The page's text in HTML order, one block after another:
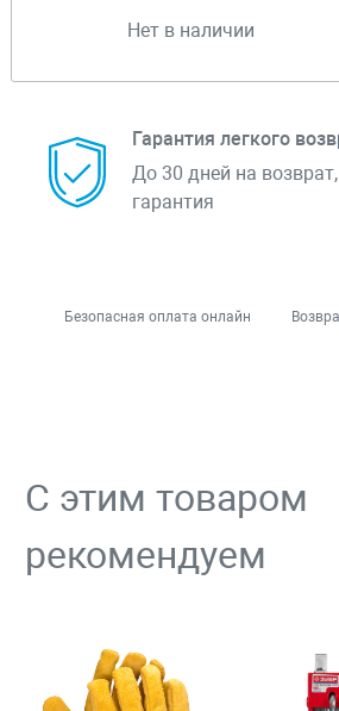
Нет в наличии
Гарантия легкого
До 30 дней на
гарантия
Безопасная оплата онлайн
С этим товаром
рекомендуем